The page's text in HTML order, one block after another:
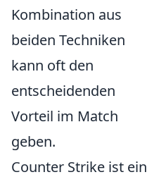
Kombination aus
beiden Techniken
kann oft den
entscheidenden
Vorteil im Match
geben.
Counter Strike ist ein